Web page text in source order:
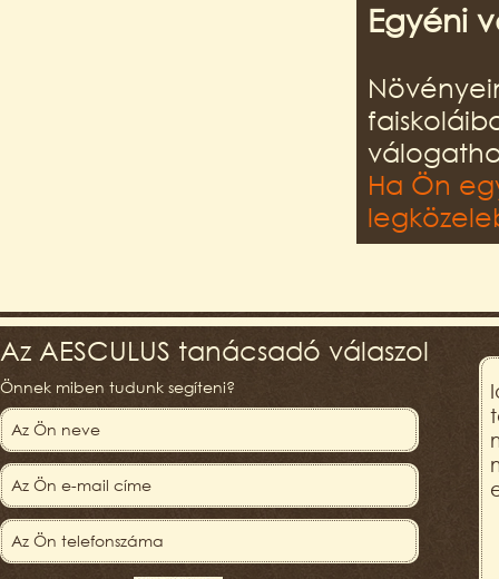
Egyéni
Ha Ön
Az AESCULUS tanácsadó válaszol
Önnek miben tudunk segíteni?